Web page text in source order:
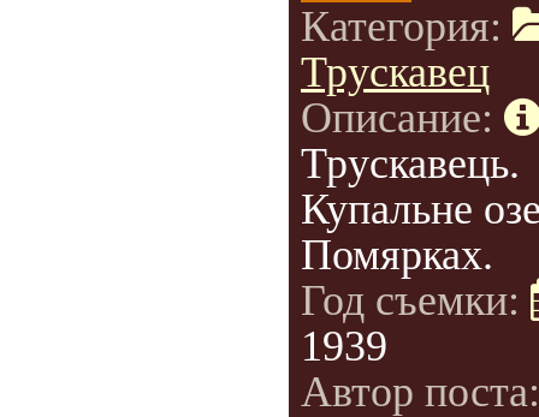
Категория:
Трускавец
Описание:
Трускавець.
Купальне
Помярках.
Год съемки:
1939
Автор